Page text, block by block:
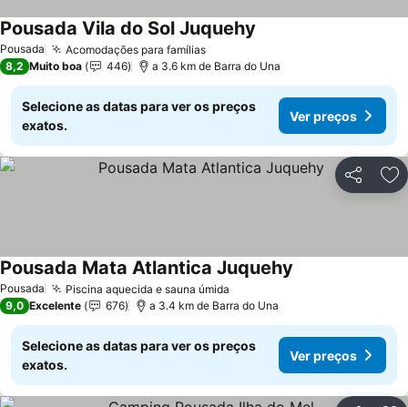
Pousada Acomodações para famílias
Pousada Vila do Sol Juquehy
8,2 Muito boa 446 a 3.6 km de Barra do Una
Selecione as datas para ver os preços
exatos.
Ver preços
Partilhar
Pousada Piscina aquecida e sauna úmida
Pousada Mata Atlantica Juquehy
9,0 Excelente 676 a 3.4 km de Barra do Una
Selecione as datas para ver os preços
exatos.
Ver preços